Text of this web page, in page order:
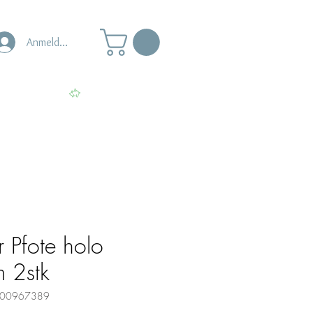
Anmelden
Pfote holo
2stk